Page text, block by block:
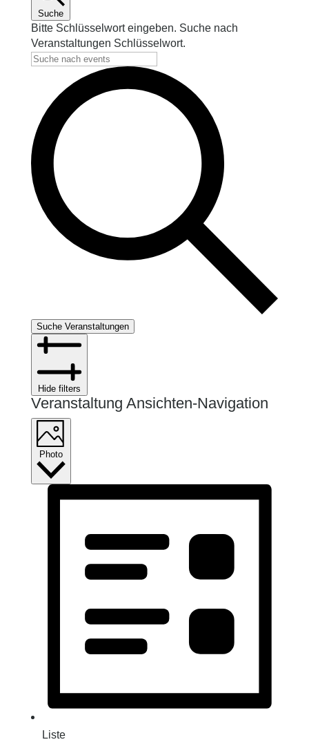
Suche
Bitte Schlüsselwort eingeben. Suche nach
Veranstaltungen Schlüsselwort.
Suche Veranstaltungen
Hide filters
Veranstaltung Ansichten-Navigation
Photo
Liste